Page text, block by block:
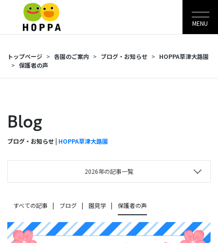
MENU
トップページ 各園のご案内 ブログ・お知らせ
HOPPA草津大路園
保護者の声
Blog
ブログ・お知らせ | HOPPA草津大路園
2026年の記事一覧
すべての記事 ブログ 園見学 保護者の声